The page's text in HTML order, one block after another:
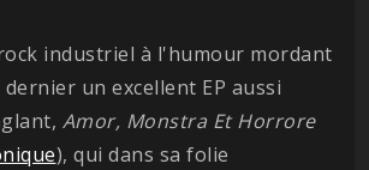
industriel à l'humour mordant
un excellent EP aussi
Amor, Monstra Et Horrore
), qui dans sa folie